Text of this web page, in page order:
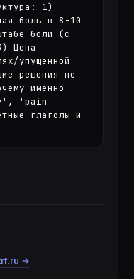
1)
боль в 8-10
боли (с
Цена
упущенной
решения не
именно
'pain
глаголы и
→